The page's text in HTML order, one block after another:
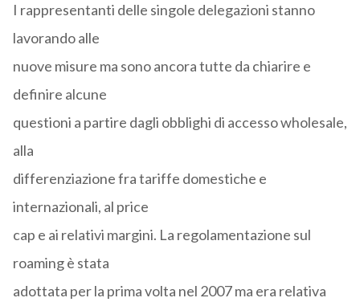
I rappresentanti delle singole delegazioni stanno
lavorando alle
nuove misure ma sono ancora tutte da chiarire e
definire alcune
questioni a partire dagli obblighi di accesso wholesale,
alla
differenziazione fra tariffe domestiche e
internazionali, al price
cap e ai relativi margini. La regolamentazione sul
roaming è stata
adottata per la prima volta nel 2007 ma era relativa